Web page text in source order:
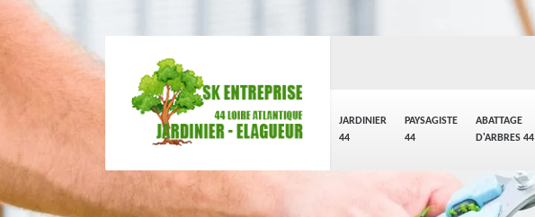
JARDINIER
44
PAYSAGISTE
44
ABATTAGE
D'ARBRES 44